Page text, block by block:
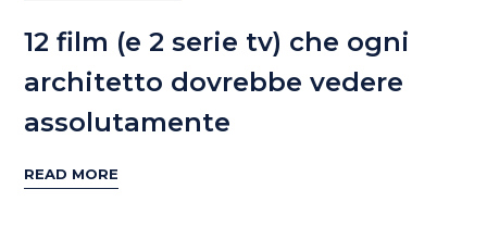
12 film (e 2 serie tv) che ogni
architetto dovrebbe vedere
assolutamente
READ MORE